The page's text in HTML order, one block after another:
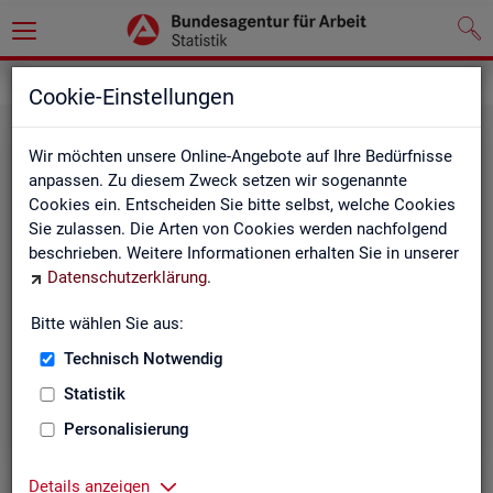
Cookie-Einstellungen
Wir möchten unsere Online-Angebote auf Ihre Bedürfnisse
anpassen. Zu diesem Zweck setzen wir sogenannte
Cookies ein. Entscheiden Sie bitte selbst, welche Cookies
Sie zulassen. Die Arten von Cookies werden nachfolgend
beschrieben. Weitere Informationen erhalten Sie in unserer
Datenschutzerklärung.
Bitte wählen Sie aus:
Technisch Notwendig
Statistik
Personalisierung
Details anzeigen
Re­gio­na­le Glie­de­run­gen
Landkreise) in den Statistiken der BA